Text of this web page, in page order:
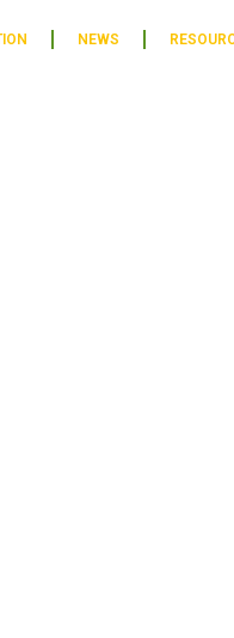
NEWS